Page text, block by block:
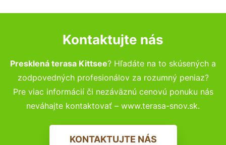
Kontaktujte nás
Presklená terasa Kittsee? Hľadáte na to skúsených a
zodpovedných profesionálov za rozumný peniaz?
Pre viac informácií či nezáväznú cenovú ponuku nás
neváhajte kontaktovať – www.terasa-snov.sk.
KONTAKTUJTE NÁS